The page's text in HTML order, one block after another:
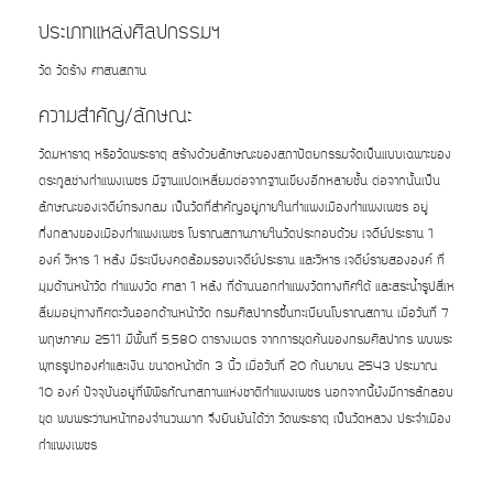
ประเภทแหล่งศิลปกรรมฯ
วัด วัดร้าง ศาสนสถาน
ความสำคัญ/ลักษณะ
วัดมหาธาตุ หรือวัดพระธาตุ สร้างด้วยลักษณะของสถาปัตยกรรมจัดเป็นแบบเฉพาะของ
ตระกูลช่างกำแพงเพชร มีฐานแปดเหลี่ยมต่อจากฐานเขียงอีกหลายชั้น ต่อจากนั้นเป็น
ลักษณะของเจดีย์ทรงกลม เป็นวัดที่สำคัญอยู่ภายในกำแพงเมืองกำแพงเพชร อยู่
กึ่งกลางของเมืองกำแพงเพชร โบราณสถานภายในวัดประกอบด้วย เจดีย์ประธาน 1
องค์ วิหาร 1 หลัง มีระเบียงคดล้อมรอบเจดีย์ประธาน และวิหาร เจดีย์รายสององค์ ที่
มุมด้านหน้าวัด กำแพงวัด ศาลา 1 หลัง ที่ด้านนอกกำแพงวัดทางทิศใต้ และสระน้ำรูปสี่เห
ลี่ยมอยุ่ทางทิศตะวันออกด้านหน้าวัด กรมศิลปากรขึ้นทะเบียนโบราณสถาน เมื่อวันที่ 7
พฤษภาคม 2511 มีพื้นที่ 5,580 ตารางเมตร จากการขุดค้นของกรมศิลปากร พบพระ
พุทธรูปทองคำและเงิน ขนาดหน้าตัก 3 นิ้ว เมื่อวันที่ 20 กันยายน 2543 ประมาณ
10 องค์ ปัจจุบันอยู่ที่พิพิธภัณฑสถานแห่งชาติกำแพงเพชร นอกจากนี้ยังมีการลักลอบ
ขุด พบพระว่านหน้าทองจำนวนมาก จึงยืนยันได้ว่า วัดพระธาตุ เป็นวัดหลวง ประจำเมือง
กำแพงเพชร